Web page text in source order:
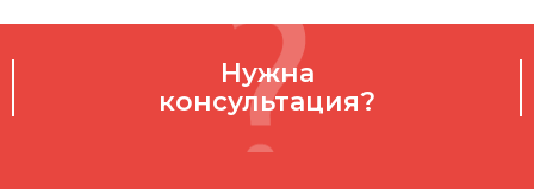
Нужна
консультация?